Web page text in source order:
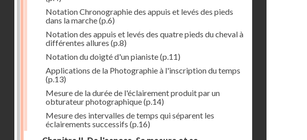
Notation Chronographie des appuis et levés des pieds
dans la marche(p.6)
Notation des appuis et levés des quatre pieds du cheval à
différentes allures (p.8)
Notation du doigté d'un pianiste(p.11)
Applications de la Photographie à l'inscription du temps
(p.13)
Mesure de la durée de l'éclairement produit par un
obturateur photographique(p.14)
Mesure des intervalles de temps qui séparent les
éclairements successifs (p.16)